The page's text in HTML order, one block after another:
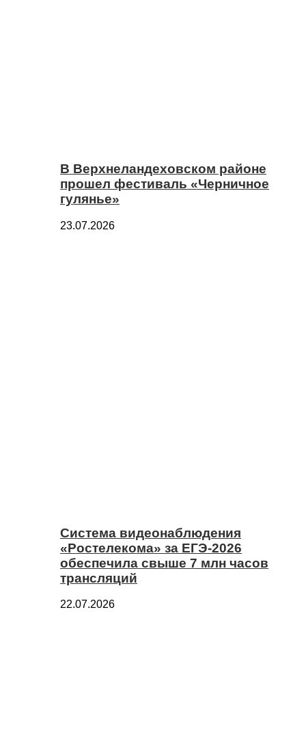
В Верхнеландеховском районе
прошел фестиваль «Черничное
гулянье»
23.07.2026
Система видеонаблюдения
«Ростелекома» за ЕГЭ-2026
обеспечила свыше 7 млн часов
трансляций
22.07.2026